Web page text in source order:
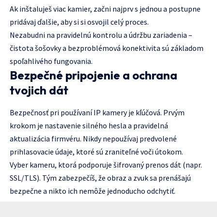
Ak inštaluješ viac kamier, začni najprv s jednou a postupne
pridávaj ďalšie, aby si si osvojil celý proces.
Nezabudni na pravidelnú kontrolu a údržbu zariadenia –
čistota šošovky a bezproblémová konektivita sú základom
spoľahlivého fungovania.
Bezpečné pripojenie a ochrana
tvojich dát
Bezpečnosť pri používaní IP kamery je kľúčová. Prvým
krokom je nastavenie silného hesla a pravidelná
aktualizácia firmvéru. Nikdy nepoužívaj predvolené
prihlasovacie údaje, ktoré sú zraniteľné voči útokom.
Vyber kameru, ktorá podporuje šifrovaný prenos dát (napr.
SSL/TLS). Tým zabezpečíš, že obraz a zvuk sa prenášajú
bezpečne a nikto ich nemôže jednoducho odchytiť.